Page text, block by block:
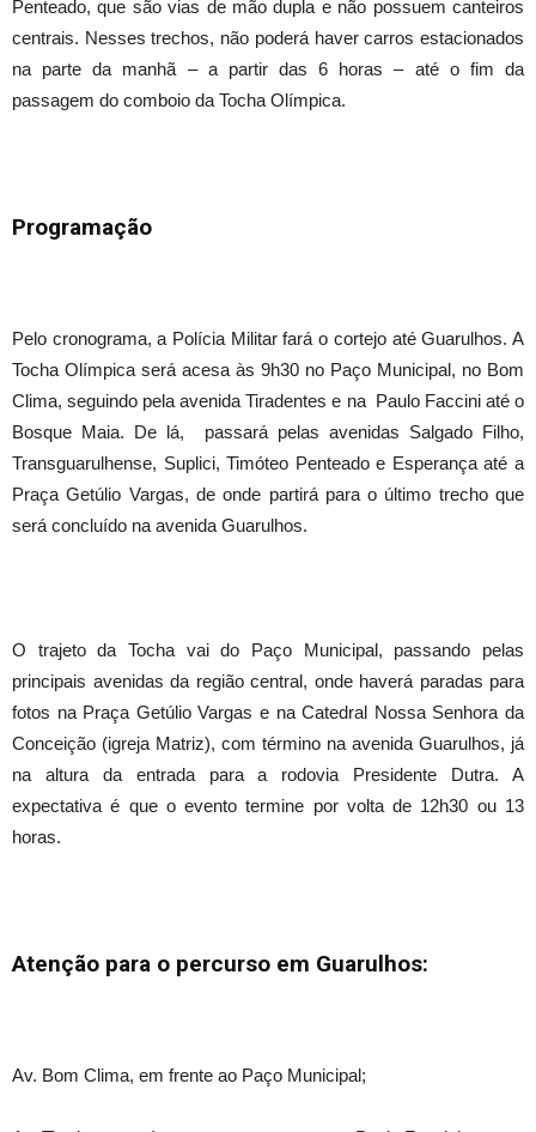
Penteado, que são vias de mão dupla e não possuem canteiros
centrais. Nesses trechos, não poderá haver carros estacionados
na parte da manhã – a partir das 6 horas – até o fim da
passagem do comboio da Tocha Olímpica.
Programação
Pelo cronograma, a Polícia Militar fará o cortejo até Guarulhos. A
Tocha Olímpica será acesa às 9h30 no Paço Municipal, no Bom
Clima, seguindo pela avenida Tiradentes e na Paulo Faccini até o
Bosque Maia. De lá, passará pelas avenidas Salgado Filho,
Transguarulhense, Suplici, Timóteo Penteado e Esperança até a
Praça Getúlio Vargas, de onde partirá para o último trecho que
será concluído na avenida Guarulhos.
O trajeto da Tocha vai do Paço Municipal, passando pelas
principais avenidas da região central, onde haverá paradas para
fotos na Praça Getúlio Vargas e na Catedral Nossa Senhora da
Conceição (igreja Matriz), com término na avenida Guarulhos, já
na altura da entrada para a rodovia Presidente Dutra. A
expectativa é que o evento termine por volta de 12h30 ou 13
horas.
Atenção para o percurso em Guarulhos:
Av. Bom Clima, em frente ao Paço Municipal;